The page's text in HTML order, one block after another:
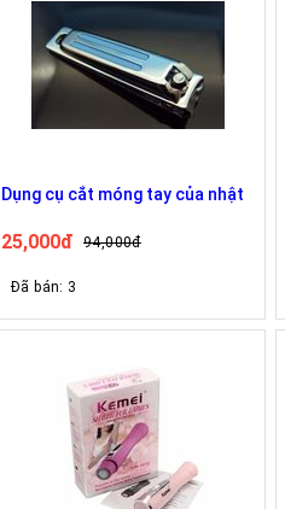
Dụng cụ cắt móng tay của nhật
25,000đ 94,000đ
Đã bán: 3